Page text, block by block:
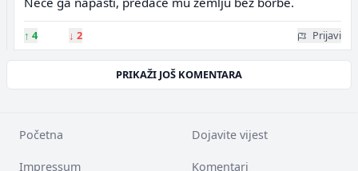
↑ 4 ↓ 2 Prijavi
PRIKAŽI JOŠ KOMENTARA
Početna Dojavite vijest
Impressum Komentari